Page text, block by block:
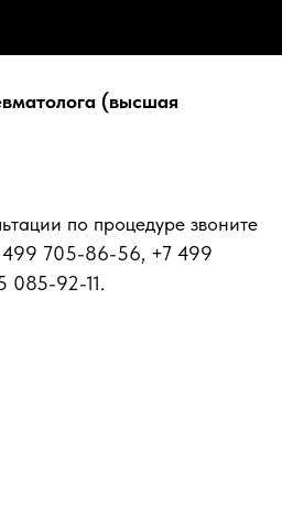
(высшая
по процедуре звоните
499 705-86-56, +7 499
085-92-11.